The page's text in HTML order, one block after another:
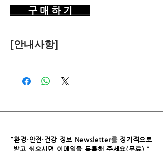
구 매 하 기
[안내사항]
객관적 기준에 따라 독립적으로 수행합
파트너스로부터 소정의 수수료를 받습
없습니다.
"환경·안전·건강 정보 Newsletter를 정기적으로
받고 싶으시면​ 이메일을 등록해 주세요(무료).